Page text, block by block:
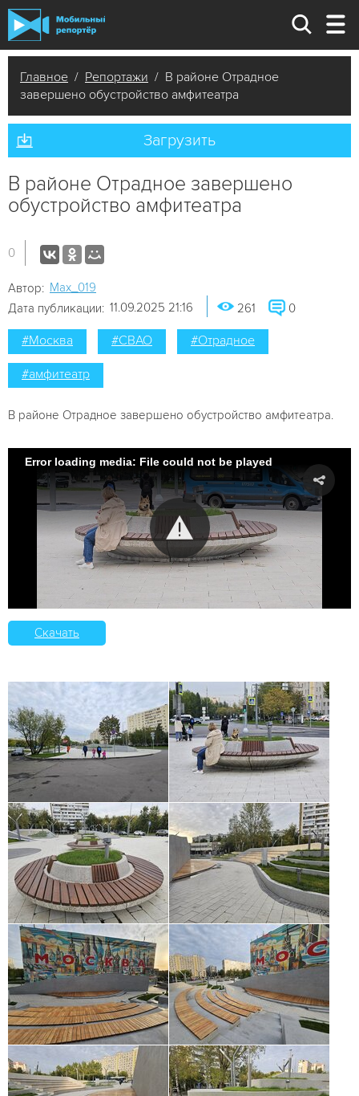
Главное / Репортажи / В районе Отрадное
завершено обустройство амфитеатра
Загрузить
В районе Отрадное завершено
обустройство амфитеатра
0
Автор: Мах_019
Дата публикации: 11.09.2025 21:16 261 0
#Москва #СВАО #Отрадное
#амфитеатр
В районе Отрадное завершено обустройство амфитеатра.
Error loading media: File could not be played
Скачать